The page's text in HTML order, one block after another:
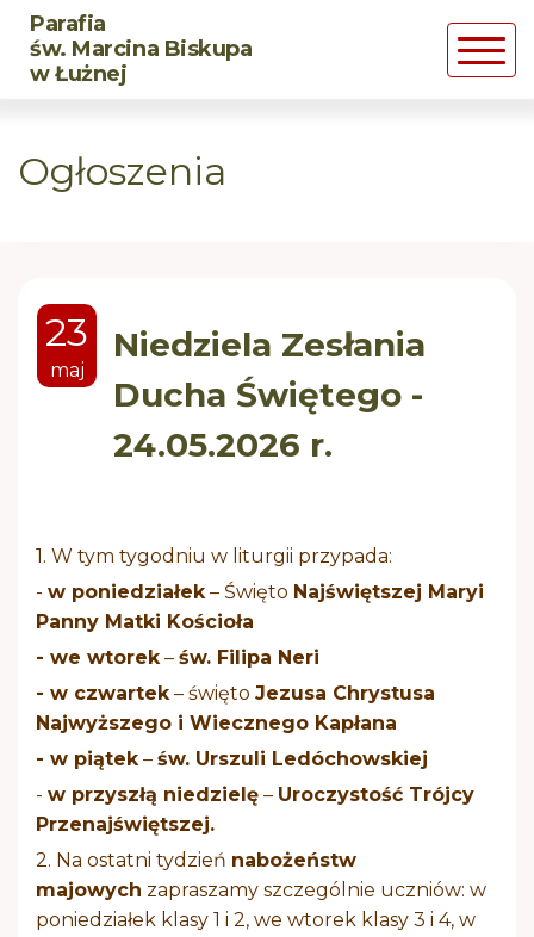
Parafia
św. Marcina Biskupa
w Łużnej
Powrót
Duszpasterze
Powrót
LSO
Róże Żywego Różańca
Rozpaleni Wiarą
Powrót
MAŁŻEŃSTWO
Pogrzeb chrześcijański
Ogłoszenia
23
maj
Niedziela Zesłania
Ducha Świętego -
24.05.2026 r.
1. W tym tygodniu w liturgii przypada:
- w poniedziałek– Święto Najświętszej Maryi
Panny Matki Kościoła
- we wtorek– św. Filipa Neri
- w czwartek– święto Jezusa Chrystusa
Najwyższego i Wiecznego Kapłana
- w piątek– św. Urszuli Ledóchowskiej
- w przyszłą niedzielę – Uroczystość Trójcy
Przenajświętszej.
2. Na ostatni tydzień nabożeństw
majowych zapraszamy szczególnie uczniów: w
poniedziałek klasy 1 i 2, we wtorek klasy 3 i 4, w